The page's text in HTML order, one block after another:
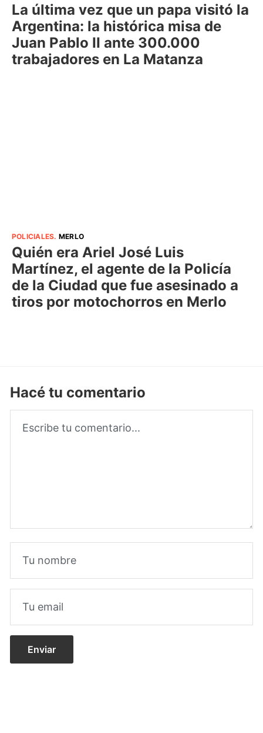
La última vez que un papa visitó la
Argentina: la histórica misa de
Juan Pablo II ante 300.000
trabajadores en La Matanza
POLICIALES. MERLO
Quién era Ariel José Luis
Martínez, el agente de la Policía
de la Ciudad que fue asesinado a
tiros por motochorros en Merlo
Hacé tu comentario